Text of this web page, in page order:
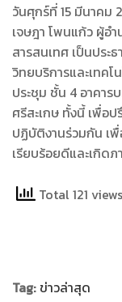
วันศุกร์ที่ 15 มีนาคม
เจษฎา โพนแก้ว ผู้อ
สารสนเทศ เป็นประ
วิทยบริการและเทค
ประชุม ชั้น 4 อาคา
ศรีสะเกษ ทั้งนี้ เพื่อ
ปฏิบัติงานร่วมกัน เพื่
เรียบร้อยดีและเกิ
Total 121 views
Tag: ข่าวล่าสุด